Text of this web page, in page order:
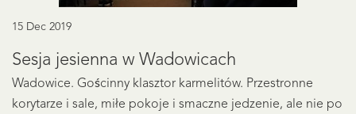
15 Dec 2019
Sesja jesienna w Wadowicach
Wadowice. Gościnny klasztor karmelitów. Przestronne
korytarze i sale, miłe pokoje i smaczne jedzenie, ale nie po